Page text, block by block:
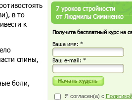
в то
к
спины,
боли,
7 уроков стройности
от Людмилы Симиненко
Получите бесплатный курс на
Ваше имя: *
Ваш е-mail: *
Я согласен(а) с Политикой